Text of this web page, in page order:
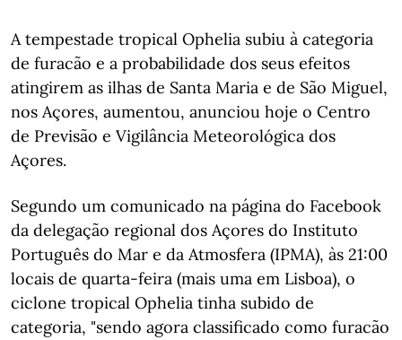
A tempestade tropical Ophelia subiu à categoria
de furacão e a probabilidade dos seus efeitos
atingirem as ilhas de Santa Maria e de São Miguel,
nos Açores, aumentou, anunciou hoje o Centro
de Previsão e Vigilância Meteorológica dos
Açores.
Segundo um comunicado na página do Facebook
da delegação regional dos Açores do Instituto
Português do Mar e da Atmosfera (IPMA), às 21:00
locais de quarta-feira (mais uma em Lisboa), o
ciclone tropical Ophelia tinha subido de
categoria, "sendo agora classificado como furacão